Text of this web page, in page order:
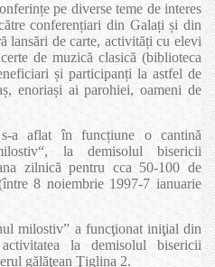
pe diverse teme de interes
conferențiari din Galați și din
lansări de carte, activități cu elevi
de muzică clasică (biblioteca
și participanți la astfel de
enoriași ai parohiei, oameni de
s-a aflat în funcțiune o cantină
la demisolul bisericii
zilnică pentru cca 50-100 de
8 noiembrie 1997-7 ianuarie
milostiv” a funcţionat iniţial din
la demisolul bisericii
gălăţean Ţiglina 2.